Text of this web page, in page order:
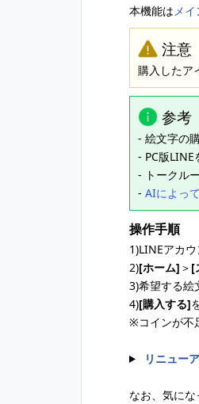
本機能はメ
注意
購入したア
参考
- 絵文字の
- PC版LINE
- トークル
- AIによっ
操作手順
1)LINEアカ
2)[ホーム] ＞ [
3)希望する絵
4)[購入する]
※コインが不
リニュー
なお、気に